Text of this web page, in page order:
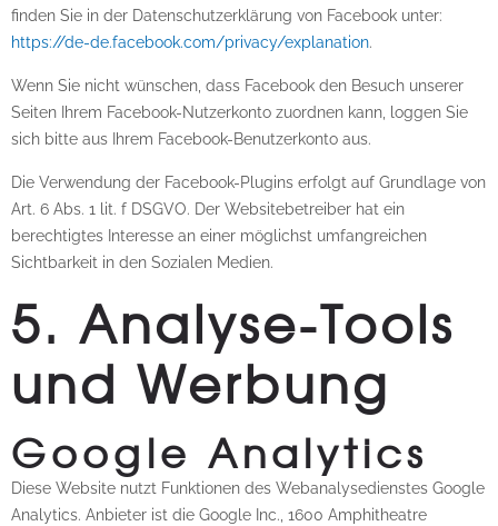
finden Sie in der Datenschutzerklärung von Facebook unter:
https://de-de.facebook.com/privacy/explanation.
Wenn Sie nicht wünschen, dass Facebook den Besuch unserer
Seiten Ihrem Facebook-Nutzerkonto zuordnen kann, loggen Sie
sich bitte aus Ihrem Facebook-Benutzerkonto aus.
Die Verwendung der Facebook-Plugins erfolgt auf Grundlage von
Art. 6 Abs. 1 lit. f DSGVO. Der Websitebetreiber hat ein
berechtigtes Interesse an einer möglichst umfangreichen
Sichtbarkeit in den Sozialen Medien.
5. Analyse-Tools
und Werbung
Google Analytics
Diese Website nutzt Funktionen des Webanalysedienstes Google
Analytics. Anbieter ist die Google Inc., 1600 Amphitheatre